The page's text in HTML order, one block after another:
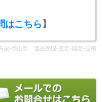
はこちら 】
梁-岡山県｜遺品整理-査定-鑑定-見積